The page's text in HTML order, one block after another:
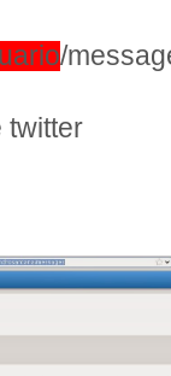
/
twitter